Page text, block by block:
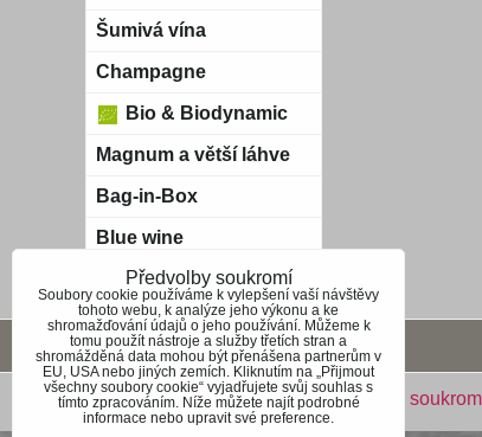
Šumivá vína
Champagne
Bio & Biodynamic
Magnum a větší láhve
Bag-in-Box
Blue wine
Obchodní podmínky
Předvolby soukromí Zásady ochrany
Předvolby soukromí
Soubory cookie používáme k vylepšení vaší návštěvy
tohoto webu, k analýze jeho výkonu a ke
shromažďování údajů o jeho používání. Můžeme k
tomu použít nástroje a služby třetích stran a
shromážděná data mohou být přenášena partnerům v
EU, USA nebo jiných zemích. Kliknutím na „Přijmout
všechny soubory cookie“ vyjadřujete svůj souhlas s
tímto zpracováním. Níže můžete najít podrobné
informace nebo upravit své preference.